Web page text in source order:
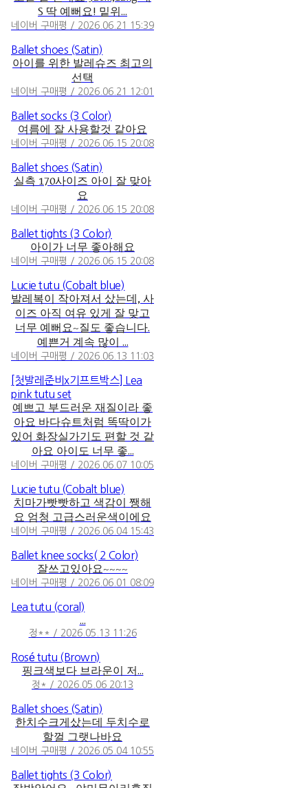
S 딱 예뻐요! 밑위...
네이버 구매평 / 2026.06.21 15:39
Ballet shoes (Satin)
아이를 위한 발레슈즈 최고의
선택
네이버 구매평 / 2026.06.21 12:01
Ballet socks (3 Color)
여름에 잘 사용할것 같아요
네이버 구매평 / 2026.06.15 20:08
Ballet shoes (Satin)
실측 170사이즈 아이 잘 맞아
요
네이버 구매평 / 2026.06.15 20:08
Ballet tights (3 Color)
아이가 너무 좋아해요
네이버 구매평 / 2026.06.15 20:08
Lucie tutu (Cobalt blue)
발레복이 작아져서 샀는데, 사
이즈 아직 여유 있게 잘 맞고
너무 예뻐요~질도 좋습니다.
예쁜거 계속 많이 ...
네이버 구매평 / 2026.06.13 11:03
[첫발레준비x기프트박스] Lea
pink tutu set
예쁘고 부드러운 재질이라 좋
아요 바다슈트처럼 똑딱이가
있어 화장실가기도 편할 것 같
아요 아이도 너무 좋...
네이버 구매평 / 2026.06.07 10:05
Lucie tutu (Cobalt blue)
치마가빳빳하고 색감이 쨍해
요 엄청 고급스러운색이에요
네이버 구매평 / 2026.06.04 15:43
Ballet knee socks( 2 Color)
잘쓰고있아요~~~~
네이버 구매평 / 2026.06.01 08:09
Lea tutu (coral)
...
정** / 2026.05.13 11:26
Rosé tutu (Brown)
핑크색보다 브라운이 저...
정* / 2026.05.06 20:13
Ballet shoes (Satin)
한치수크게샀는데 두치수로
할껄 그랫나바요
네이버 구매평 / 2026.05.04 10:55
Ballet tights (3 Color)